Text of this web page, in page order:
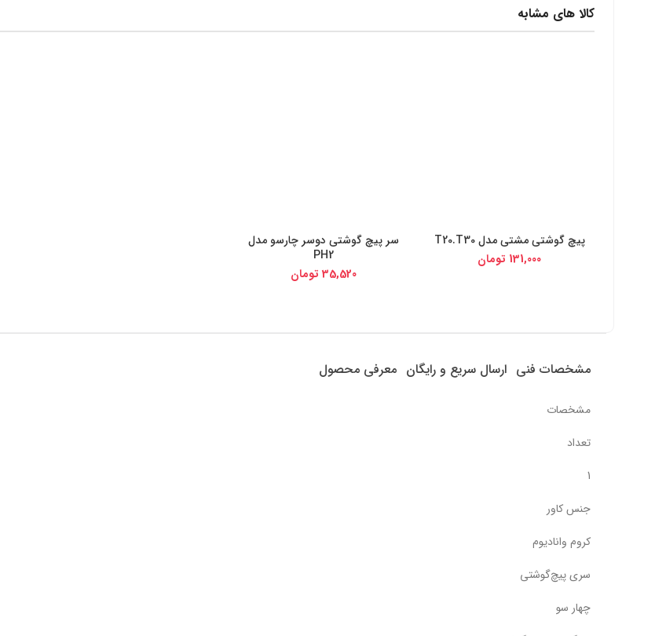
کالا های مشابه
خرید از دیجی کالا
پیچ گوشتی مشتی مدل T20.T30
131,000 تومان
خرید از دیجی کالا
سر پیچ گوشتی دوسر چارسو مدل
PH2
35,520 تومان
مشخصات فنی ارسال سریع و رایگان معرفی محصول
مشخصات
تعداد
1
جنس کاور
کروم وانادیوم
سری پیچ‌گوشتی
چهار سو